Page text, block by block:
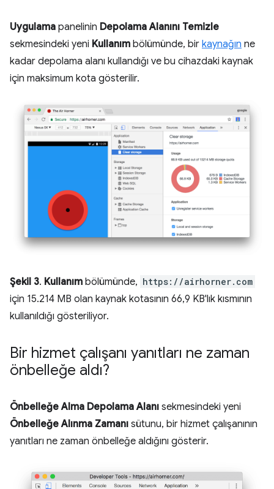
Uygulama panelinin Depolama Alanını Temizle
sekmesindeki yeni Kullanım bölümünde, bir kaynağın ne
kadar depolama alanı kullandığı ve bu cihazdaki kaynak
için maksimum kota gösterilir.
Şekil 3. Kullanım bölümünde, https://airhorner.com
için 15.214 MB olan kaynak kotasının 66,9 KB'lık kısmının
kullanıldığı gösteriliyor.
Bir hizmet çalışanı yanıtları ne zaman
önbelleğe aldı?
Önbelleğe Alma Depolama Alanı sekmesindeki yeni
Önbelleğe Alınma Zamanı sütunu, bir hizmet çalışanının
yanıtları ne zaman önbelleğe aldığını gösterir.